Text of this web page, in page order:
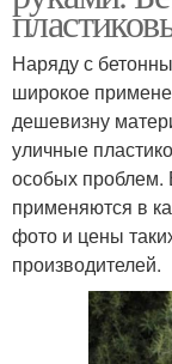
Наряду с
широкое
дешевизну
уличные
особых проблем.
применяются в
фото и цены
производителей.